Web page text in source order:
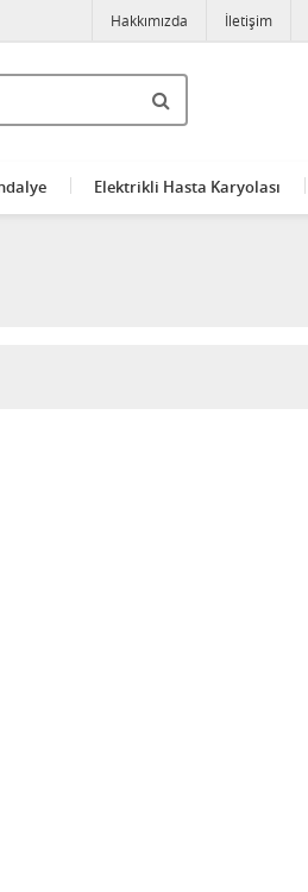
Hakkımızda İletişim
Elektrikli Hasta Karyolası